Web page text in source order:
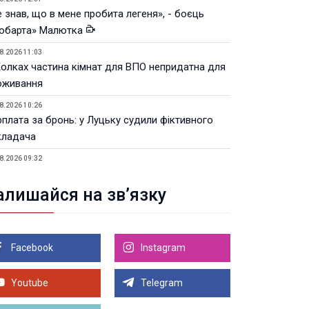
знав, що в мене пробита легеня», - боєць
Малютка
11:03
частина кімнат для ВПО непридатна для
10:26
за бронь: у Луцьку судили фіктивного
09:32
21:18
телеоб'єктивів Sigma Sports та Sony G-
21:00
на 99,9% готовий новий Державний
простір. ВІДЕО
Більше новин
на зв’язку
Facebook Instagram
Youtube Telegram